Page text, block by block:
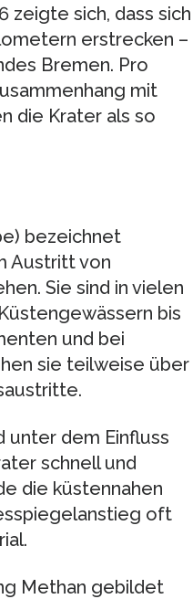
zeigte sich, dass sich
erstrecken –
Bremen. Pro
mit
die Krater als so
bezeichnet
Austritt von
Sie sind in vielen
bis
und bei
sie teilweise über
unter dem Einfluss
schnell und
die küstennahen
oft
Methan gebildet